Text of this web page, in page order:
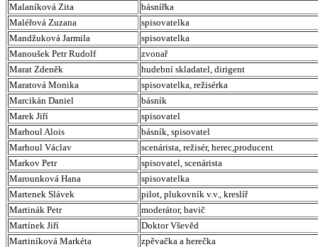
Malaníková Zita
básnířka
Maléřová Zuzana
spisovatelka
Mandžuková Jarmila
spisovatelka
Manoušek Petr Rudolf
zvonař
Marat Zdeněk
hudební skladatel, dirigent
Maratová Monika
spisovatelka, režisérka
Marcikán Daniel
básník
Marek Jiří
spisovatel
Marhoul Alois
básník, spisovatel
Marhoul Václav
scenárista, režisér, herec,producent
Markov Petr
spisovatel, scenárista
Marounková Hana
spisovatelka
Martenek Slávek
pilot, plukovník v.v., kreslíř
Martinák Petr
moderátor, bavič
Martínek Jiří
Doktor Vševěd
Martiníková Markéta
zpěvačka a herečka